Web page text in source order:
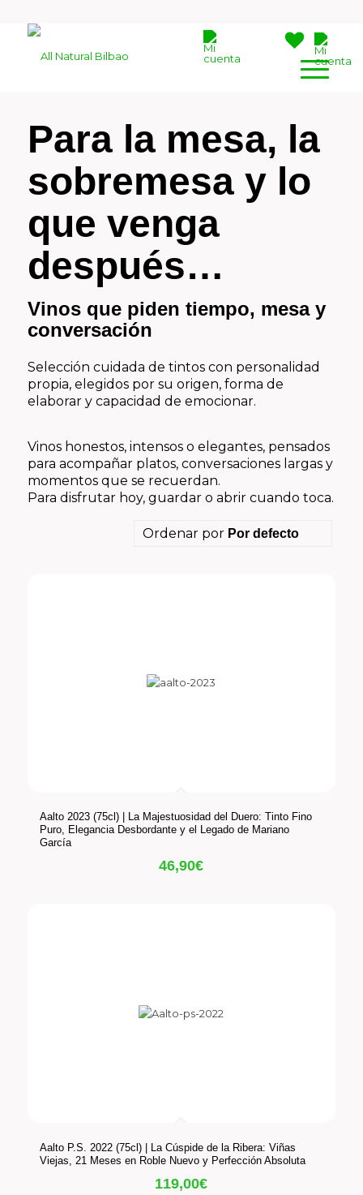
Para la mesa, la
sobremesa y lo
que venga
después…
Vinos que piden tiempo, mesa y
conversación
Selección cuidada de tintos con personalidad
propia, elegidos por su origen, forma de
elaborar y capacidad de emocionar.
Vinos honestos, intensos o elegantes, pensados
para acompañar platos, conversaciones largas y
momentos que se recuerdan.
Para disfrutar hoy, guardar o abrir cuando toca.
Ordenar por Por defecto
Aalto 2023 (75cl) | La Majestuosidad del Duero: Tinto Fino
Puro, Elegancia Desbordante y el Legado de Mariano
García
46,90€
Aalto P.S. 2022 (75cl) | La Cúspide de la Ribera: Viñas
Viejas, 21 Meses en Roble Nuevo y Perfección Absoluta
119,00€